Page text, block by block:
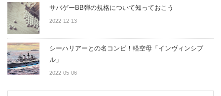
サバゲーBB弾の規格について知っておこう
2022-12-13
シーハリアーとの名コンビ！軽空母「インヴィンシブ
ル」
2022-05-06